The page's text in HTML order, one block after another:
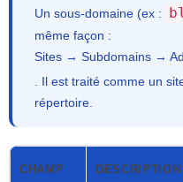
Un sous-domaine (ex :
même façon :
Sites → Subdomains →
. Il est traité comme un
répertoire.
CHAMP DESCRIPTION